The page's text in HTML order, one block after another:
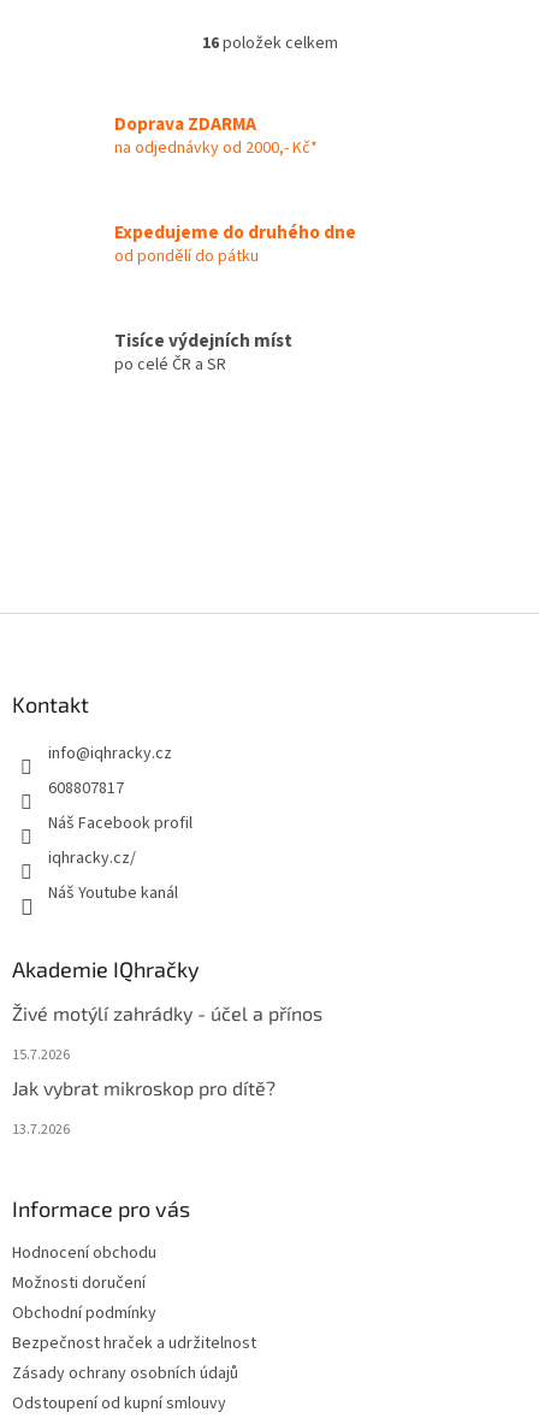
okruhů), které lze vložit...
O
d
p
y
v
16položek celkem
Doprava ZDARMA
na odjednávky od 2000,- Kč*
Expedujeme do druhého dne
od pondělí do pátku
Tisíce výdejních míst
po celé ČR a SR
Kontakt
info@iqhracky.cz
608807817
Náš Facebook profil
iqhracky.cz/
Náš Youtube kanál
Akademie IQhračky
Živé motýlí zahrádky - účel a přínos
15.7.2026
Jak vybrat mikroskop pro dítě?
13.7.2026
Informace pro vás
Hodnocení obchodu
Možnosti doručení
Obchodní podmínky
Bezpečnost hraček a udržitelnost
Zásady ochrany osobních údajů
Odstoupení od kupní smlouvy